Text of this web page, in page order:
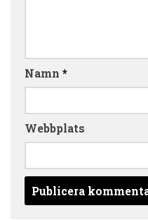
Namn *
Webbplats